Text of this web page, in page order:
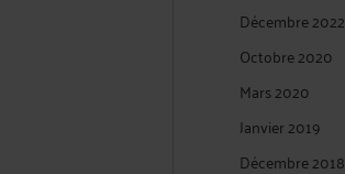
Décembre 2022
Octobre 2020
Mars 2020
Janvier 2019
Décembre 2018